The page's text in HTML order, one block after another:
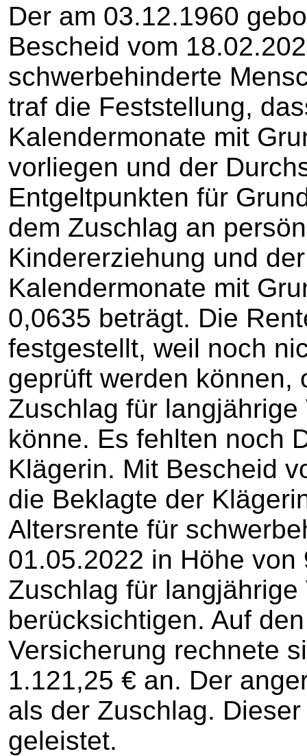
Der am 03.12.1960
Bescheid vom
schwerbehinderte
traf die Feststellung,
Kalendermonate mit
vorliegen und der
Entgeltpunkten für
dem Zuschlag an
Kindererziehung und
Kalendermonate mit
0,0635 beträgt. Die
festgestellt, weil noch
geprüft werden können,
Zuschlag für
könne. Es fehlten noch
Klägerin. Mit Bescheid
die Beklagte der
Altersrente für
01.05.2022 in Höhe
Zuschlag für
berücksichtigen. Auf
Versicherung rechnete
1.121,25 € an. Der
als der Zuschlag.
geleistet.